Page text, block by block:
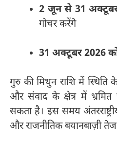
2 जून से 31
गोचर करेंगे
31 अक्टूबर 2026
गुरु की मिथुन राशि में स्थिति
और संवाद के क्षेत्र में भ्रमित
सकता है। इस समय
और राजनीतिक बयानबाज़ी